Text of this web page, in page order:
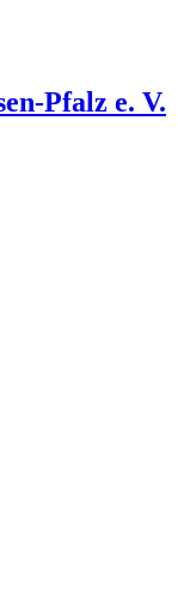
Pfalz e. V.